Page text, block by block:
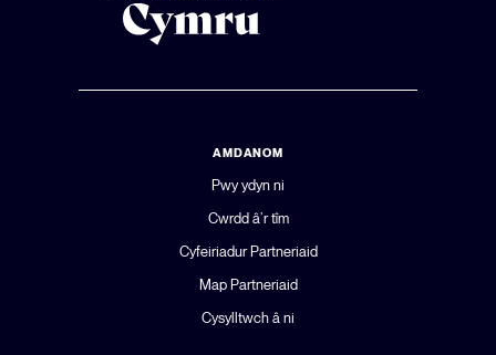
AMDANOM
Pwy ydyn ni
Cwrdd â’r tîm
Cyfeiriadur Partneriaid
Map Partneriaid
Cysylltwch â ni